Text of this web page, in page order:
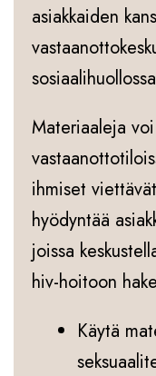
asiakkaiden
Materiaaleja
ihmiset
hyödyntää
joissa
hiv-hoitoon
Käytä